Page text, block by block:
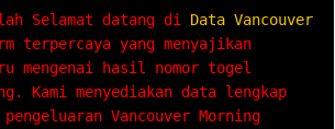
Selamat datang di Data Vancouver
terpercaya yang menyajikan
mengenai hasil nomor togel
Kami menyediakan data lengkap
Vancouver Morning